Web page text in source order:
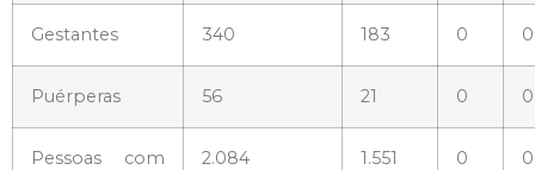
Gestantes 340 183 0 0
Puérperas 56 21 0 0
Pessoas com
2.084 1.551 0 0